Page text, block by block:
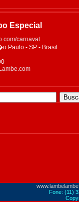
Especial
carnaval
Paulo - SP - Brasil
Fone: (11)